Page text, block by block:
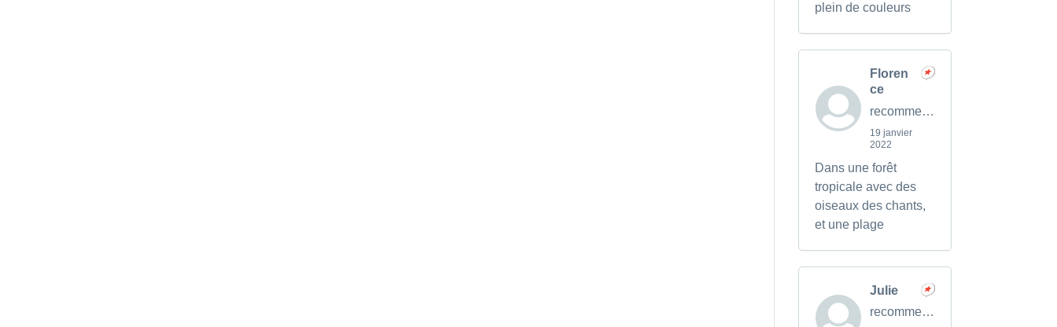
plein de couleurs
Floren
ce
recommends
19 janvier
2022
Dans une forêt
tropicale avec des
oiseaux des chants,
et une plage
Julie
recommends